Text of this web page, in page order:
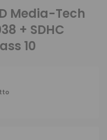
Media-Tech
+ SDHC
10